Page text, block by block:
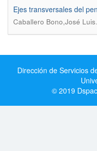
Ejes transversales del
Caballero Bono,José Luis.
Dirección de Servicios
© 2019